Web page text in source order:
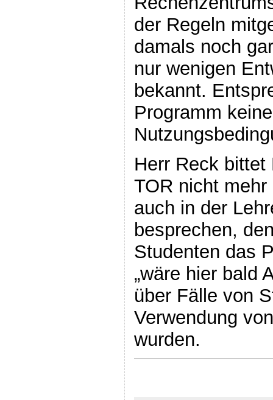
der Regeln
damals noch
nur wenigen
bekannt.
Programm
Herr Reck
TOR nicht
auch in der
besprechen,
Studenten das
„wäre hier bald
über Fälle von
Verwendung
wurden.